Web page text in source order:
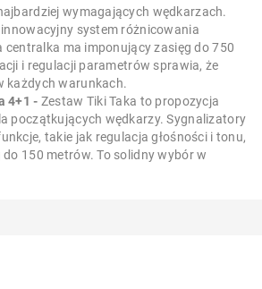
wymagających wędkarzach.
system różnicowania
centralka ma imponujący zasięg do 750
i regulacji parametrów sprawia, że
każdych warunkach.
4+1 - Zestaw Tiki Taka to propozycja
początkujących wędkarzy. Sygnalizatory
takie jak regulacja głośności i tonu,
150 metrów. To solidny wybór w